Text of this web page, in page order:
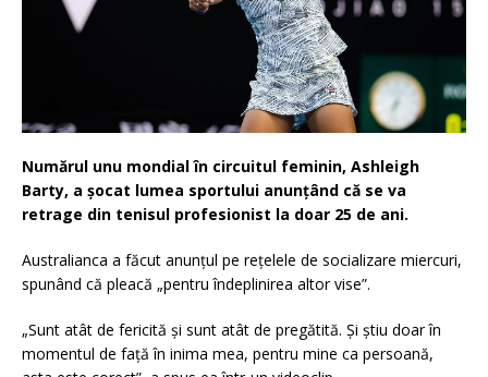
Numărul unu mondial în circuitul feminin, Ashleigh
Barty, a şocat lumea sportului anunţând că se va
retrage din tenisul profesionist la doar 25 de ani.
Australianca a făcut anunţul pe reţelele de socializare miercuri,
spunând că pleacă „pentru îndeplinirea altor vise”.
„Sunt atât de fericită şi sunt atât de pregătită. Şi ştiu doar în
momentul de faţă în inima mea, pentru mine ca persoană,